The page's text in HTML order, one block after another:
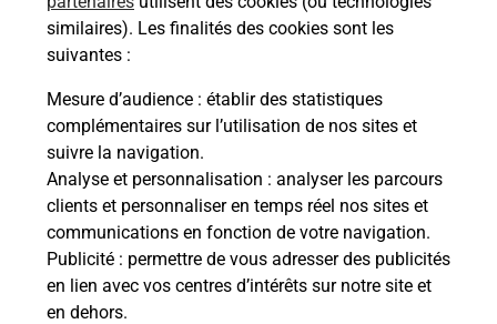
similaires). Les finalités des cookies sont les
suivantes :
Mesure d’audience : établir des statistiques
complémentaires sur l’utilisation de nos sites et
suivre la navigation.
Analyse et personnalisation : analyser les parcours
clients et personnaliser en temps réel nos sites et
communications en fonction de votre navigation.
Publicité : permettre de vous adresser des publicités
en lien avec vos centres d’intérêts sur notre site et
en dehors.
Envoyer un colis
Vous souhaitez envoyer un colis depuis : SAINT
SULPICE LES FEUILLES (87160) ? Découvrez
toutes les solutions proposées par La Poste.